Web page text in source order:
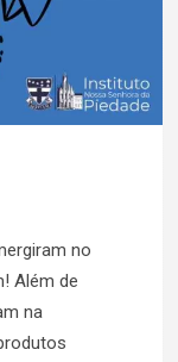
no
Além de
na